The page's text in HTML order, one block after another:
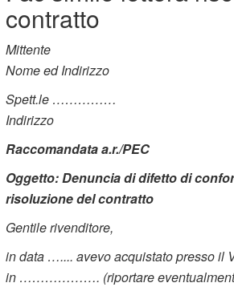
contratto
Mittente
Nome ed Indirizzo
Spett.le ……………
Indirizzo
Raccomandata a.r./PEC
Oggetto: Denuncia di difetto di
risoluzione del contratto
Gentile rivenditore,
in data ….... avevo acquistato presso il
in ………………. (riportare